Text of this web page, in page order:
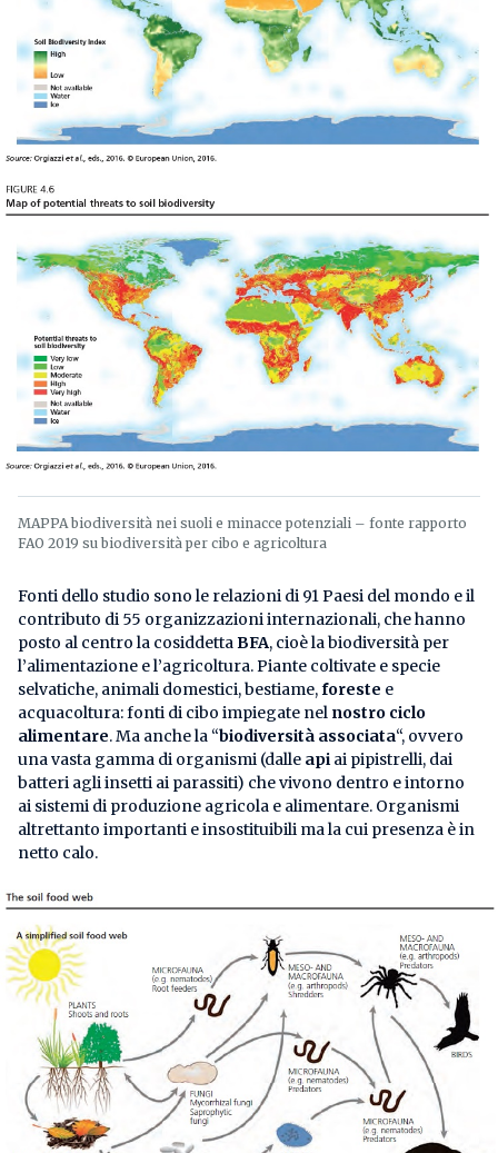
MAPPA biodiversità nei suoli e minacce potenziali – fonte rapporto
FAO 2019 su biodiversità per cibo e agricoltura
Fonti dello studio sono le relazioni di 91 Paesi del mondo e il
contributo di 55 organizzazioni internazionali, che hanno
posto al centro la cosiddettaBFA, cioè la biodiversità per
l’alimentazione e l’agricoltura. Piante coltivate e specie
selvatiche, animali domestici, bestiame,foreste e
acquacoltura: fonti di cibo impiegate nel nostro ciclo
alimentare. Ma anche la “biodiversità associata“, ovvero
una vasta gamma di organismi (dalle api ai pipistrelli, dai
batteri agli insetti ai parassiti) che vivono dentro e intorno
ai sistemi di produzione agricola e alimentare. Organismi
altrettanto importanti e insostituibili ma la cui presenza è in
netto calo.